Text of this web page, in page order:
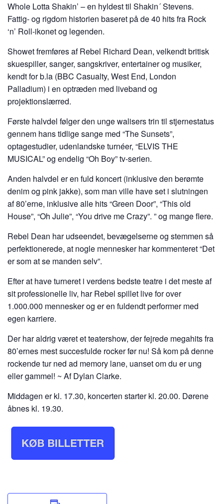
Whole Lotta Shakin’ – en hyldest til Shakin´ Stevens.
Fattig- og rigdom historien baseret på de 40 hits fra Rock
‘n’ Roll-ikonet og legenden.
Showet fremføres af Rebel Richard Dean, velkendt britisk
skuespiller, sanger, sangskriver, entertainer og musiker,
kendt for b.la (BBC Casualty, West End, London
Palladium) i en optræden med liveband og
projektionslærred.
Første halvdel følger den unge walisers trin til stjernestatus
gennem hans tidlige sange med “The Sunsets”,
optagestudier, udenlandske turnéer, “ELVIS THE
MUSICAL” og endelig “Oh Boy” tv-serien.
Anden halvdel er en fuld koncert (inklusive den berømte
denim og pink jakke), som man ville have set i slutningen
af 80’erne, inklusive alle hits “Green Door”, “This old
House”, “Oh Julie”, “You drive me Crazy”. ” og mange flere.
Rebel Dean har udseendet, bevægelserne og stemmen så
perfektionerede, at nogle mennesker har kommenteret “Det
er som at se manden selv”.
Efter at have turneret i verdens bedste teatre i det meste af
sit professionelle liv, har Rebel spillet live for over
1.000.000 mennesker og er en fuldendt performer med
egen karriere.
Der har aldrig været et teatershow, der fejrede megahits fra
80’ernes mest succesfulde rocker før nu! Så kom på denne
rockende tur ned ad memory lane, uanset om du er ung
eller gammel! ~ Af Dylan Clarke.
Middagen er kl. 17.30, koncerten starter kl. 20.00. Dørene
åbnes kl. 19.30.